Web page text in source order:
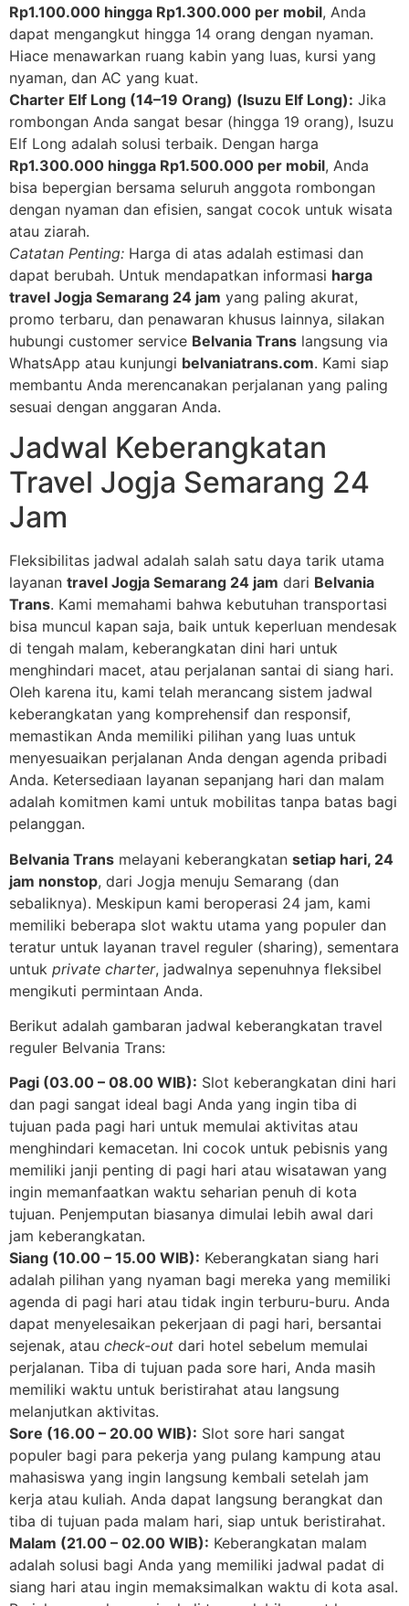
Rp1.100.000 hingga Rp1.300.000 per mobil, Anda
dapat mengangkut hingga 14 orang dengan nyaman.
Hiace menawarkan ruang kabin yang luas, kursi yang
nyaman, dan AC yang kuat.
Charter Elf Long (14–19 Orang) (Isuzu Elf Long): Jika
rombongan Anda sangat besar (hingga 19 orang), Isuzu
Elf Long adalah solusi terbaik. Dengan harga
Rp1.300.000 hingga Rp1.500.000 per mobil, Anda
bisa bepergian bersama seluruh anggota rombongan
dengan nyaman dan efisien, sangat cocok untuk wisata
atau ziarah.
Catatan Penting: Harga di atas adalah estimasi dan
dapat berubah. Untuk mendapatkan informasi harga
travel Jogja Semarang 24 jam yang paling akurat,
promo terbaru, dan penawaran khusus lainnya, silakan
hubungi customer service Belvania Trans langsung via
WhatsApp atau kunjungi belvaniatrans.com. Kami siap
membantu Anda merencanakan perjalanan yang paling
sesuai dengan anggaran Anda.
Jadwal Keberangkatan
Travel Jogja Semarang 24
Jam
Fleksibilitas jadwal adalah salah satu daya tarik utama
layanan travel Jogja Semarang 24 jam dari Belvania
Trans. Kami memahami bahwa kebutuhan transportasi
bisa muncul kapan saja, baik untuk keperluan mendesak
di tengah malam, keberangkatan dini hari untuk
menghindari macet, atau perjalanan santai di siang hari.
Oleh karena itu, kami telah merancang sistem jadwal
keberangkatan yang komprehensif dan responsif,
memastikan Anda memiliki pilihan yang luas untuk
menyesuaikan perjalanan Anda dengan agenda pribadi
Anda. Ketersediaan layanan sepanjang hari dan malam
adalah komitmen kami untuk mobilitas tanpa batas bagi
pelanggan.
Belvania Trans melayani keberangkatan setiap hari, 24
jam nonstop, dari Jogja menuju Semarang (dan
sebaliknya). Meskipun kami beroperasi 24 jam, kami
memiliki beberapa slot waktu utama yang populer dan
teratur untuk layanan travel reguler (sharing), sementara
untuk private charter, jadwalnya sepenuhnya fleksibel
mengikuti permintaan Anda.
Berikut adalah gambaran jadwal keberangkatan travel
reguler Belvania Trans:
Pagi (03.00 – 08.00 WIB): Slot keberangkatan dini hari
dan pagi sangat ideal bagi Anda yang ingin tiba di
tujuan pada pagi hari untuk memulai aktivitas atau
menghindari kemacetan. Ini cocok untuk pebisnis yang
memiliki janji penting di pagi hari atau wisatawan yang
ingin memanfaatkan waktu seharian penuh di kota
tujuan. Penjemputan biasanya dimulai lebih awal dari
jam keberangkatan.
Siang (10.00 – 15.00 WIB): Keberangkatan siang hari
adalah pilihan yang nyaman bagi mereka yang memiliki
agenda di pagi hari atau tidak ingin terburu-buru. Anda
dapat menyelesaikan pekerjaan di pagi hari, bersantai
sejenak, atau check-out dari hotel sebelum memulai
perjalanan. Tiba di tujuan pada sore hari, Anda masih
memiliki waktu untuk beristirahat atau langsung
melanjutkan aktivitas.
Sore (16.00 – 20.00 WIB): Slot sore hari sangat
populer bagi para pekerja yang pulang kampung atau
mahasiswa yang ingin langsung kembali setelah jam
kerja atau kuliah. Anda dapat langsung berangkat dan
tiba di tujuan pada malam hari, siap untuk beristirahat.
Malam (21.00 – 02.00 WIB): Keberangkatan malam
adalah solusi bagi Anda yang memiliki jadwal padat di
siang hari atau ingin memaksimalkan waktu di kota asal.